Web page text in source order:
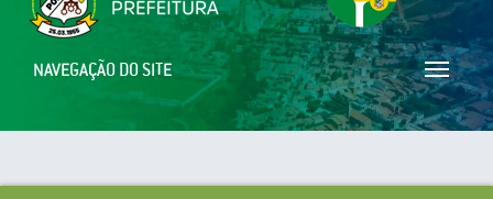
Toggle
NAVEGAÇÃO DO SITE